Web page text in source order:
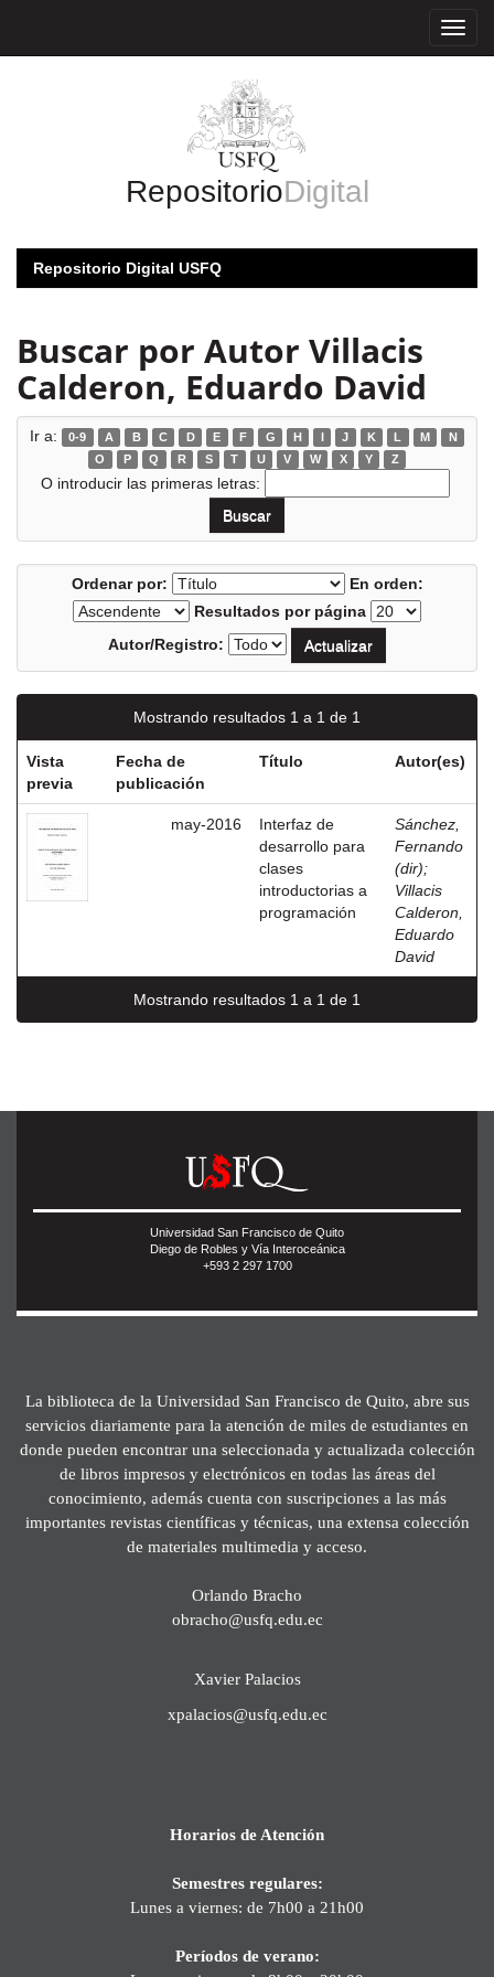
RepositorioDigital
Repositorio Digital USFQ
Buscar por Autor Villacis
Calderon, Eduardo David
Ir a: 0-9 A B C D E F G H I J K L M
N
O
P Q R S T U V W X Y Z
O introducir las primeras letras:
Ordenar por:
En orden:
Resultados por página
Autor/Registro:
Mostrando resultados 1 a 1 de 1
Vista
previa
Fecha de
publicación
Título Autor(es)
may-2016
Interfaz de
desarrollo para
clases
introductorias a
programación
Sánchez,
Fernando
(dir);
Villacis
Calderon,
Eduardo
David
Mostrando resultados 1 a 1 de 1
Universidad San Francisco de Quito
Diego de Robles y Vía Interoceánica
+593 2 297 1700
La biblioteca de la Universidad San Francisco de Quito, abre sus
servicios diariamente para la atención de miles de estudiantes en
donde pueden encontrar una seleccionada y actualizada colección
de libros impresos y electrónicos en todas las áreas del
conocimiento, además cuenta con suscripciones a las más
importantes revistas científicas y técnicas, una extensa colección
de materiales multimedia y acceso.
Orlando Bracho
obracho@usfq.edu.ec
Xavier Palacios
xpalacios@usfq.edu.ec
Horarios de Atención
Semestres regulares:
Lunes a viernes: de 7h00 a 21h00
Períodos de verano: